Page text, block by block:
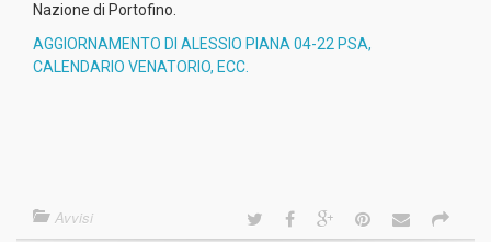
Nazione di Portofino.
AGGIORNAMENTO DI ALESSIO PIANA 04-22 PSA,
CALENDARIO VENATORIO, ECC.
Avvisi